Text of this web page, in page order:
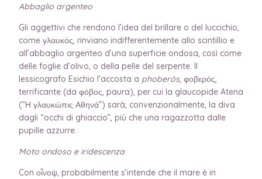
Abbaglio argenteo
Gli aggettivi che rendono l’idea del brillare o del luccichio,
come γλαυκός, rinviano indifferentemente allo scintillio e
all’abbaglio argenteo d’una superficie ondosa, così come
delle foglie d’olivo, o della pelle del serpente. Il
lessicografo Esichio l’accosta a phoberós, φοβερός,
terrificante (da φόβος, paura), per cui la glaucopide Atena
(“Η γλαυκώπις Αθηνά”) sarà, convenzionalmente, la diva
dagli “occhi di ghiaccio”, più che una ragazzotta dalle
pupille azzurre.
Moto ondoso e iridescenza
Con οἶνοψ, probabilmente s’intende che il mare è in